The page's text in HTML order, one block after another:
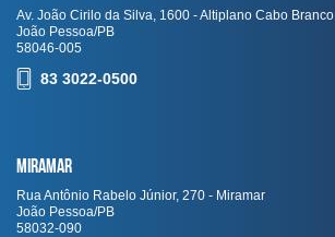
Av. João Cirilo da Silva, 1600 - Altiplano Cabo Branco
João Pessoa/PB
58046-005
83 3022-0500
Miramar
Rua Antônio Rabelo Júnior, 270 - Miramar
João Pessoa/PB
58032-090